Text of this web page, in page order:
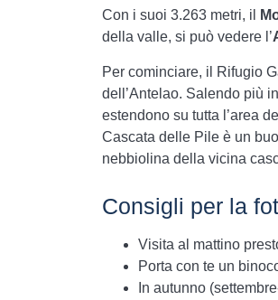
Con i suoi 3.263 metri, il
della valle, si può vedere l’
Per cominciare, il Rifugio
dell’Antelao. Salendo più
estendono su tutta l’area
Cascata delle Pile è un
nebbiolina della vicina
Consigli per la
Visita al mattino
Porta con te un
In autunno